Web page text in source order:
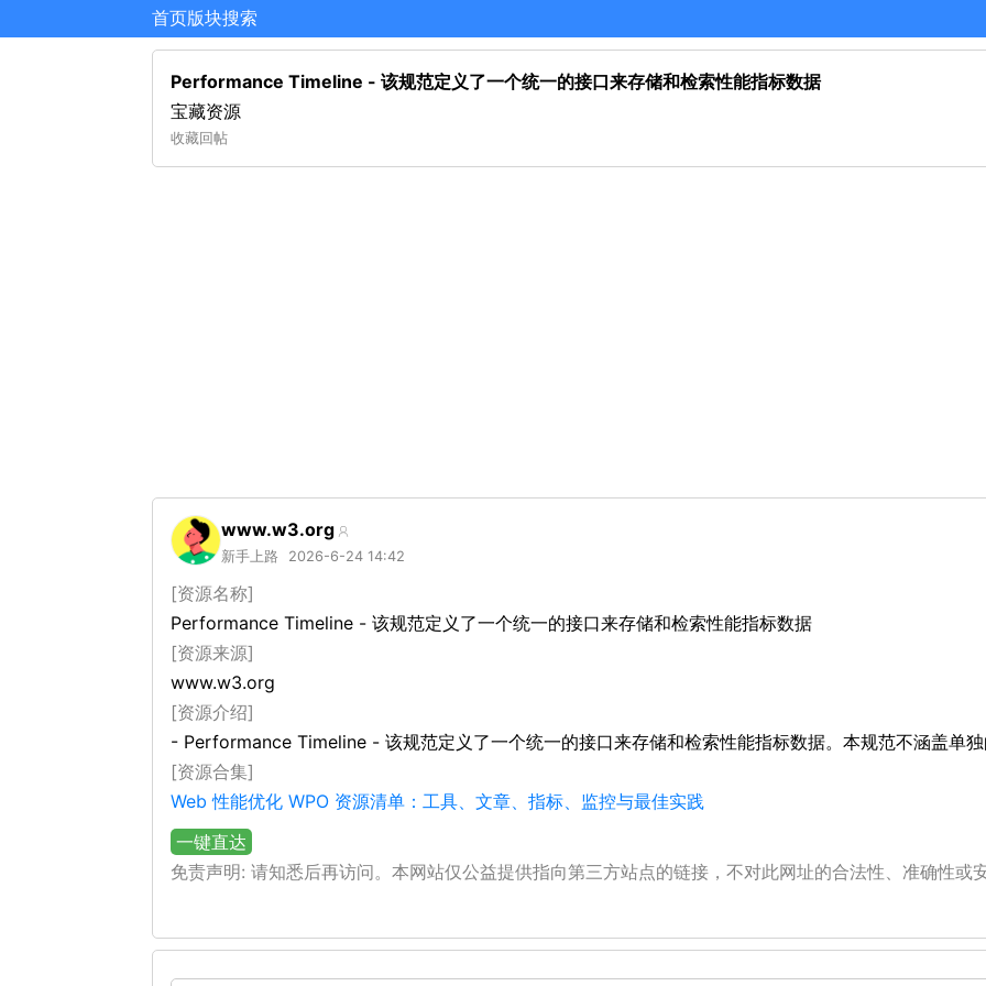
首页版块搜索
Performance Timeline - 该规范定义了一个统一的接口来存储和检索性能指标数据
宝藏资源
收藏回帖
www.w3.org
新手上路 2026-6-24 14:42
[资源名称]
Performance Timeline - 该规范定义了一个统一的接口来存储和检索性能指标数据
[资源来源]
www.w3.org
[资源介绍]
- Performance Timeline - 该规范定义了一个统一的接口来存储和检索性能指标数据。本规范不涵盖单独
[资源合集]
Web 性能优化 WPO 资源清单：工具、文章、指标、监控与最佳实践
一键直达
免责声明: 请知悉后再访问。本网站仅公益提供指向第三方站点的链接，不对此网址的合法性、准确性或